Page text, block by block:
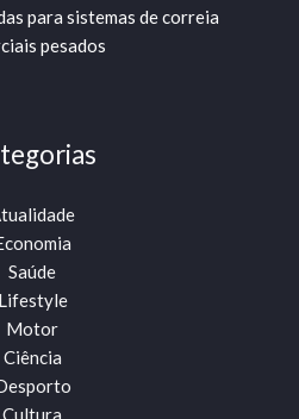
para sistemas de correia
pesados
Saúde
Lifestyle
Motor
Ciência
Cultura